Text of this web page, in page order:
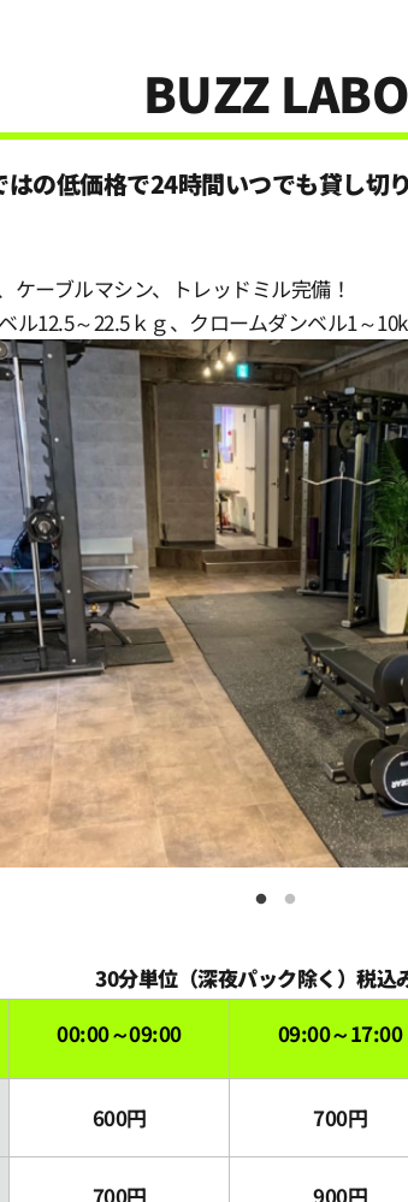
BUZZ LABO
はの低価格で24時間いつでも貸し切
ケーブルマシン、トレッドミル完備！
ル12.5～22.5ｋｇ、クロームダンベル1～
30分単位（深夜パック除く）税込
00:00～09:00 09:00～17:00
600円 700円
700円 900円